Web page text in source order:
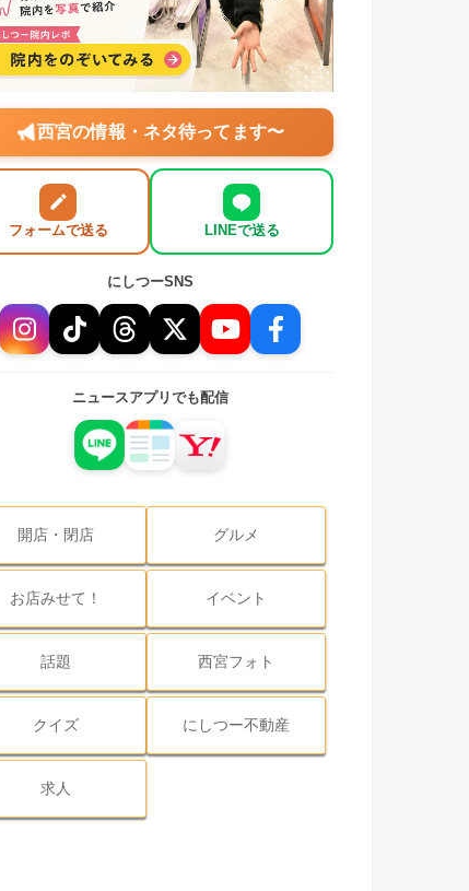
西宮の情報・ネタ待ってます〜
フォームで送る LINEで送る
にしつーSNS
ニュースアプリでも配信
開店・閉店 グルメ
お店みせて！ イベント
話題 西宮フォト
クイズ にしつー不動産
求人